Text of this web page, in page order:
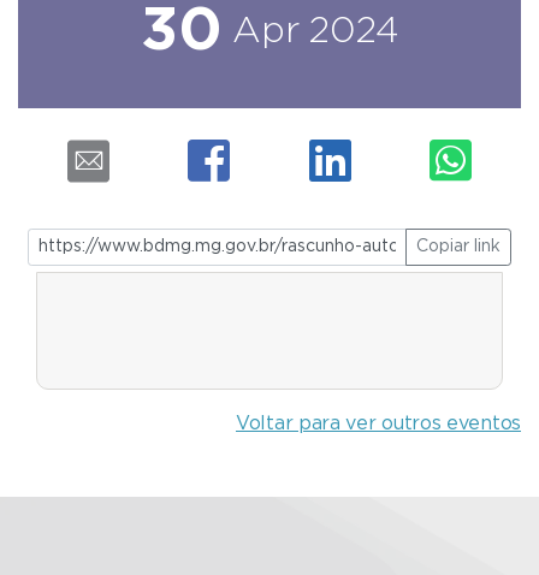
30 Apr 2024
Copiar link
Voltar para ver outros eventos